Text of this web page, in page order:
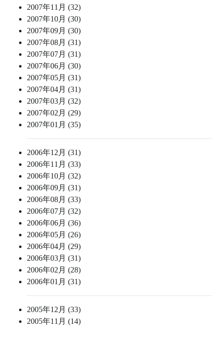
2007年11月 (32)
2007年10月 (30)
2007年09月 (30)
2007年08月 (31)
2007年07月 (31)
2007年06月 (30)
2007年05月 (31)
2007年04月 (31)
2007年03月 (32)
2007年02月 (29)
2007年01月 (35)
2006年12月 (31)
2006年11月 (33)
2006年10月 (32)
2006年09月 (31)
2006年08月 (33)
2006年07月 (32)
2006年06月 (36)
2006年05月 (26)
2006年04月 (29)
2006年03月 (31)
2006年02月 (28)
2006年01月 (31)
2005年12月 (33)
2005年11月 (14)